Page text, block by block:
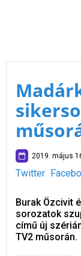
2019. május
Twitter
Burak Özcivit
sorozatok
című új
TV2 műsorán.